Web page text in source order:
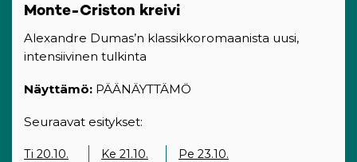
Monte-Criston kreivi
Alexandre Dumas’n klassikkoromaanista uusi,
intensiivinen tulkinta
Näyttämö: PÄÄNÄYTTÄMÖ
Seuraavat esitykset:
Ti 20.10.
Ke 21.10.
Pe 23.10.